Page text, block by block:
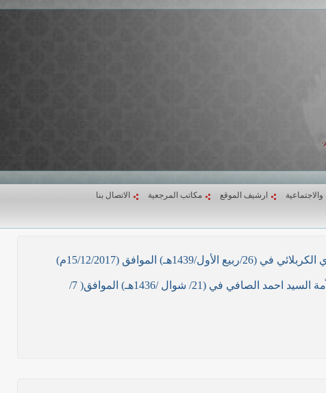
والاجتماعية ارشيف الموقع مكاتب المرجعية الاتصال بنا
(15/12/2017م)
نص ما ورد بشأن الأوضاع الراهنة في العراق في خطبة الجمعة لممثل المرجعية الدينية العليا في كربلاء المقدسة فضيلة العلاّمة السيد احمد الصافي في (21/ شوال /1436هـ) الموافق( 7/